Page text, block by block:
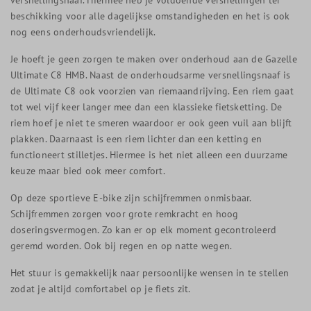
beschikking voor alle dagelijkse omstandigheden en het is ook
nog eens onderhoudsvriendelijk.
Je hoeft je geen zorgen te maken over onderhoud aan de Gazelle
Ultimate C8 HMB. Naast de onderhoudsarme versnellingsnaaf is
de Ultimate C8 ook voorzien van riemaandrijving. Een riem gaat
tot wel vijf keer langer mee dan een klassieke fietsketting. De
riem hoef je niet te smeren waardoor er ook geen vuil aan blijft
plakken. Daarnaast is een riem lichter dan een ketting en
functioneert stilletjes. Hiermee is het niet alleen een duurzame
keuze maar bied ook meer comfort.
Op deze sportieve E-bike zijn schijfremmen onmisbaar.
Schijfremmen zorgen voor grote remkracht en hoog
doseringsvermogen. Zo kan er op elk moment gecontroleerd
geremd worden. Ook bij regen en op natte wegen.
Het stuur is gemakkelijk naar persoonlijke wensen in te stellen
zodat je altijd comfortabel op je fiets zit.